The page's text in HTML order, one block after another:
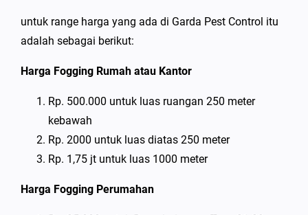
untuk range harga yang ada di Garda Pest Control itu
adalah sebagai berikut:
Harga Fogging Rumah atau Kantor
Rp. 500.000 untuk luas ruangan 250 meter
kebawah
Rp. 2000 untuk luas diatas 250 meter
Rp. 1,75 jt untuk luas 1000 meter
Harga Fogging Perumahan